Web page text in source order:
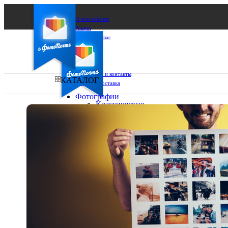
О ФотоПочте
Акции
Сделаем за вас
Бизнесу
FAQ
Франшиза
Поддержка и контакты
Оплата и доставка
Ваш регион доставки
Выберите из списка:
КАТАЛОГ
Фотографии
Классические
10х15
13х18
15х15
15х20
20х20
20х30
30х30
30х40
А4